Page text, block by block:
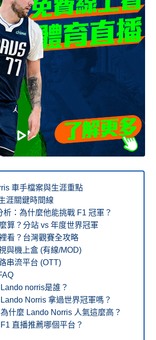
車手檔案與生涯重點
涯關鍵時間線
析：為什麼他能挑戰 F1 冠軍？
算？分站 vs 年度世界冠軍
看？台灣觀賽全攻略
與機上盒 (有線/MOD)
串流平台 (OTT)
norris是誰？
Norris 拿過世界冠軍嗎？
什麼 Lando Norris 人氣這麼高？
直播推薦哪個平台？